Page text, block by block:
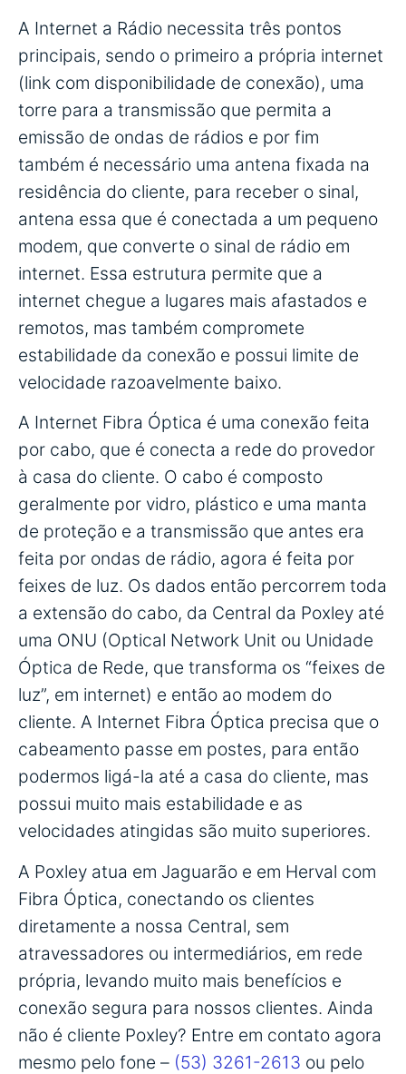
A Internet a Rádio necessita três pontos
principais, sendo o primeiro a própria internet
(link com disponibilidade de conexão), uma
torre para a transmissão que permita a
emissão de ondas de rádios e por fim
também é necessário uma antena fixada na
residência do cliente, para receber o sinal,
antena essa que é conectada a um pequeno
modem, que converte o sinal de rádio em
internet. Essa estrutura permite que a
internet chegue a lugares mais afastados e
remotos, mas também compromete
estabilidade da conexão e possui limite de
velocidade razoavelmente baixo.
A Internet Fibra Óptica é uma conexão feita
por cabo, que é conecta a rede do provedor
à casa do cliente. O cabo é composto
geralmente por vidro, plástico e uma manta
de proteção e a transmissão que antes era
feita por ondas de rádio, agora é feita por
feixes de luz. Os dados então percorrem toda
a extensão do cabo, da Central da Poxley até
uma ONU (Optical Network Unit ou Unidade
Óptica de Rede, que transforma os “feixes de
luz”, em internet) e então ao modem do
cliente. A Internet Fibra Óptica precisa que o
cabeamento passe em postes, para então
podermos ligá-la até a casa do cliente, mas
possui muito mais estabilidade e as
velocidades atingidas são muito superiores.
A Poxley atua em Jaguarão e em Herval com
Fibra Óptica, conectando os clientes
diretamente a nossa Central, sem
atravessadores ou intermediários, em rede
própria, levando muito mais benefícios e
conexão segura para nossos clientes. Ainda
não é cliente Poxley? Entre em contato agora
mesmo pelo fone – (53) 3261-2613 ou pelo